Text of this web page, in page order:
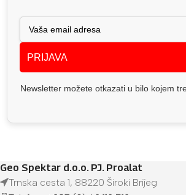
PRIJAVA
Newsletter možete otkazati u bilo kojem
Geo Spektar d.o.o. PJ. Proalat
Trnska cesta 1, 88220 Široki Brijeg